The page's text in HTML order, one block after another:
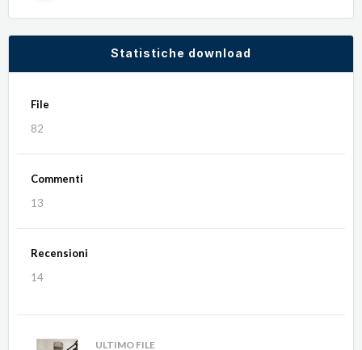
Statistiche download
File
82
Commenti
13
Recensioni
14
ULTIMO FILE